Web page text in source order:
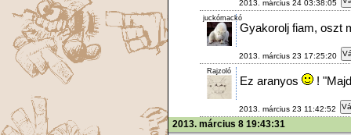
2013. március 24 03:38:05
juckómackó
Gyakorolj fiam, oszt
2013. március 23 17:25:20
Rajzoló
Ez aranyos !
2013. március 23 11:42:52
2013. március 8 19:43:31